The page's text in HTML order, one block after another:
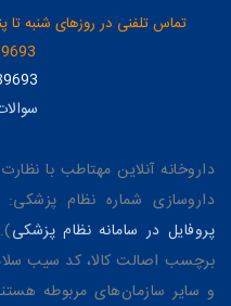
داروخانه آنلاین مهتاطب با
داروسازی شماره نظام پزشکی: د-3247، فعالیت
پروفایل در سامانه نظام پزشکی
برچسب اصالت کالا، کد سیب
و سایر سازمان‌های مربوطه